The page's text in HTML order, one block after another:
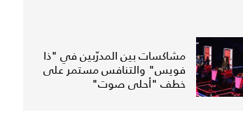
مشاكسات بين المدرّبين في "ذا
فويس" والتنافس مستمر على
خطف "أحلى صوت"